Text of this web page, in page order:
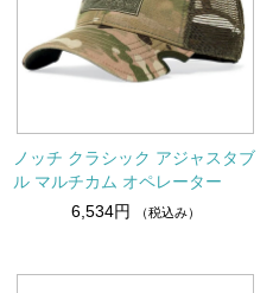
ノッチ クラシック アジャスタブ
ル マルチカム オペレーター
6,534円
（税込み）